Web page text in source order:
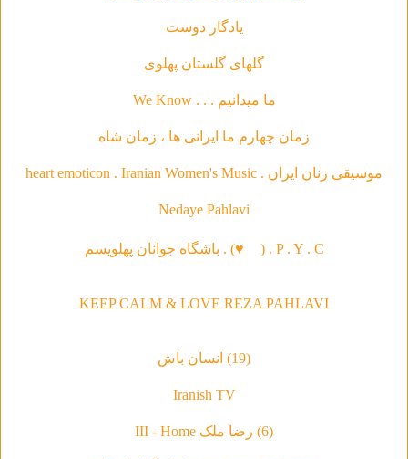
يادگار دوست
گلهاى گلستان پهلوى
ما ميدانيم . . . We Know
زمان چهارم ما ايرانى ها ، زمان شاه
موسیقی‌ زنان ایران . heart emoticon . Iranian Women's Music
Nedaye Pahlavi
P . Y . C . (
♥) . باشگاه جوانان پهلویسم
KEEP CALM & LOVE REZA PAHLAVI
(19) انسان باش
Iranish TV
(6) رضا ملک III - Home